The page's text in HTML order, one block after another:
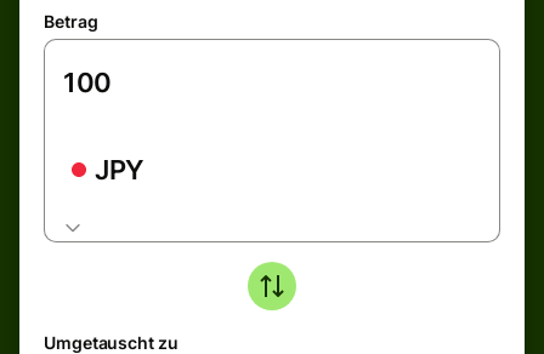
Betrag
JPY
Umgetauscht zu